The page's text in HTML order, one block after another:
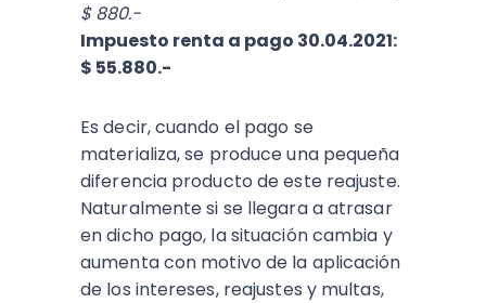
$ 880.-
Impuesto renta a pago 30.04.2021:
$ 55.880.-
Es decir, cuando el pago se
materializa, se produce una pequeña
diferencia producto de este reajuste.
Naturalmente si se llegara a atrasar
en dicho pago, la situación cambia y
aumenta con motivo de la aplicación
de los intereses, reajustes y multas,